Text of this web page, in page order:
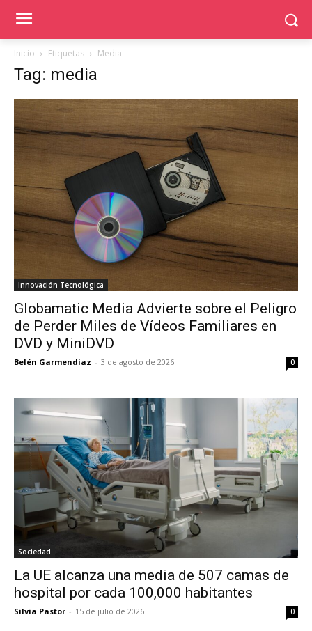
Inicio Etiquetas Media
Tag: media
Innovación Tecnológica
Globamatic Media Advierte sobre el Peligro
de Perder Miles de Vídeos Familiares en
DVD y MiniDVD
Belén Garmendiaz - 3 de agosto de 2026 0
Sociedad
La UE alcanza una media de 507 camas de
hospital por cada 100,000 habitantes
Silvia Pastor - 15 de julio de 2026 0